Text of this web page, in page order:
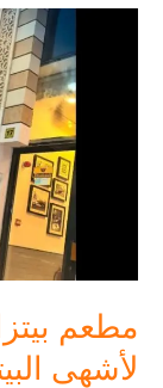
،
مطعم
لأشهى